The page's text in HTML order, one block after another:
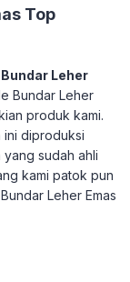
Top
Leher
Bundar Leher
produk kami.
ini diproduksi
sudah ahli
kami patok pun
Leher Emas